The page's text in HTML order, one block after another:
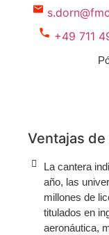
+49 711
Ventajas
La cantera
año, las
millones de
titulados en
aeronáutica,